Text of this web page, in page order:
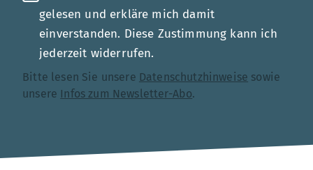
gelesen und erkläre mich damit
einverstanden. Diese Zustimmung kann ich
jederzeit widerrufen.
Bitte lesen Sie unsere Datenschutzhinweise sowie
unsere Infos zum Newsletter-Abo.